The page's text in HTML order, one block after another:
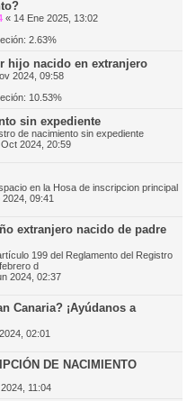
« 14 Ene 2025, 13:02
2.63%
hijo nacido en extranjero
2024, 09:58
10.53%
sin expediente
de nacimiento sin expediente
Oct 2024, 20:59
en la Hosa de inscripcion principal
2024, 09:41
extranjero nacido de padre
199 del Reglamento del Registro
d
2024, 02:37
Canaria? ¡Ayúdanos a
02:01
DE NACIMIENTO
11:04